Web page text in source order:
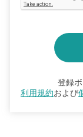
登録
利用規約および